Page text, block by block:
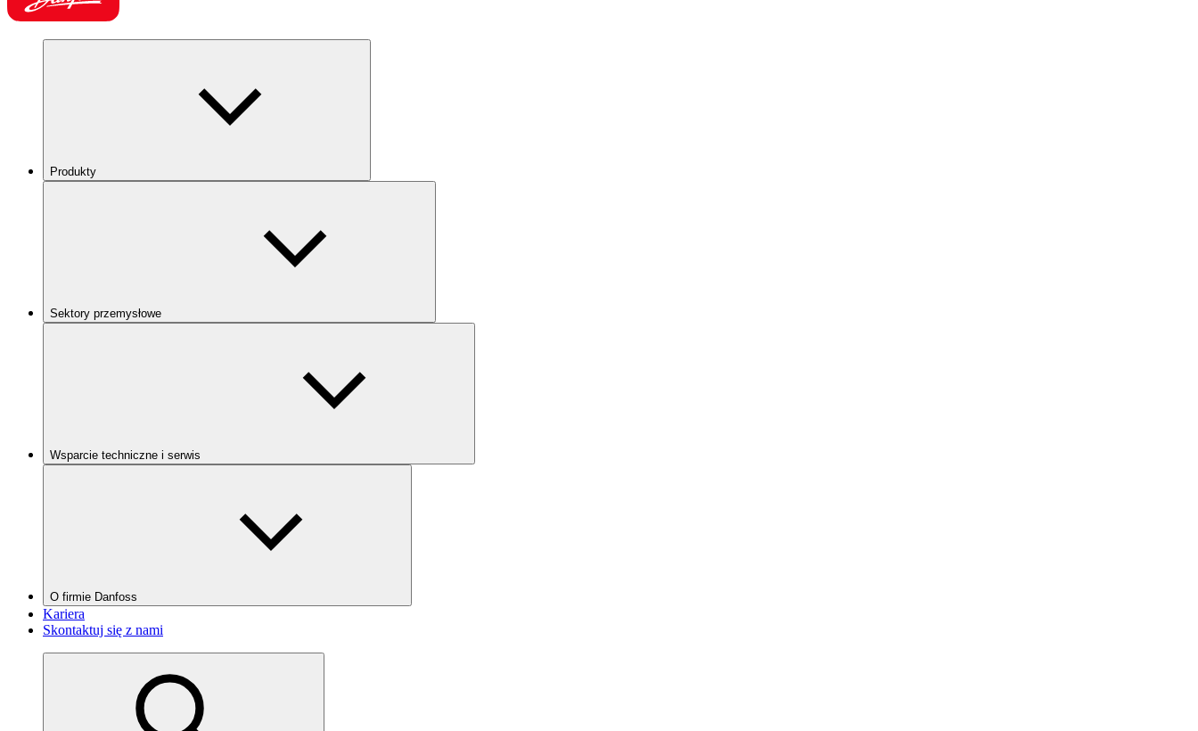
Produkty
Sektory przemysłowe
Wsparcie techniczne i serwis
O firmie Danfoss
Kariera
Skontaktuj się z nami